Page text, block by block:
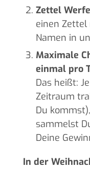
Zettel
einen
Namen in
Maximale
einmal pro
Das heißt:
Zeitraum
Du
sammelst
Deine
In der